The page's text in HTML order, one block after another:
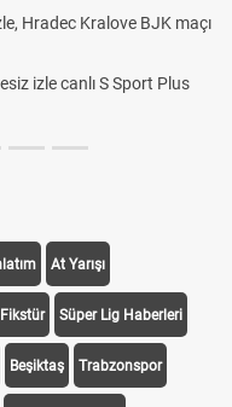
Hradec Kralove BJK maçı
izle canlı S Sport Plus
At Yarışı
Süper Lig Haberleri
Beşiktaş Trabzonspor